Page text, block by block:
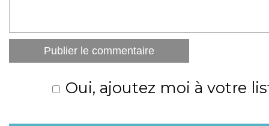
Oui, ajoutez moi à votre